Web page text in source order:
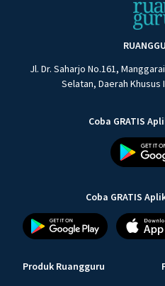
Jl. Dr. Saharjo No.161,
Selatan, Daerah
Coba GRATIS
Coba GRATIS
Produk Ruangguru